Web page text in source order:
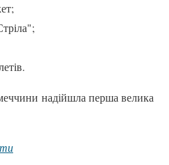
надійшла перша велика